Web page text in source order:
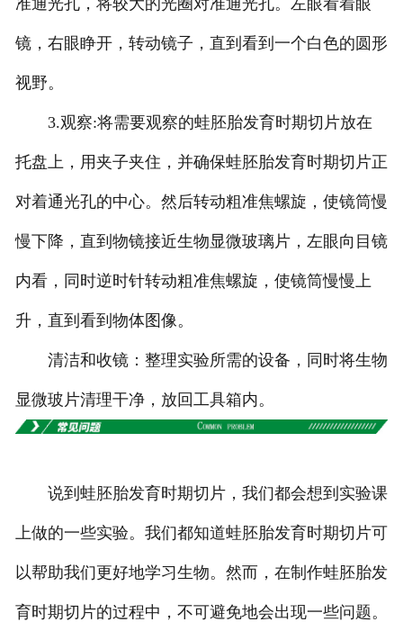
广东标本馆建设
- 广东海洋生物标本馆
- 广东昆虫标本馆
广东新鲜实验材料
- 广东植物实验材料
广东高校、职业技术院校教学
广东畜牧养殖
- 广东病虫害
镜，右眼睁开，转动镜子，直到看到一个白色的圆形
视野。
3.观察:将需要观察的蛙胚胎发育时期切片放在
托盘上，用夹子夹住，并确保蛙胚胎发育时期切片正
对着通光孔的中心。然后转动粗准焦螺旋，使镜筒慢
慢下降，直到物镜接近生物显微玻璃片，左眼向目镜
内看，同时逆时针转动粗准焦螺旋，使镜筒慢慢上
升，直到看到物体图像。
清洁和收镜：整理实验所需的设备，同时将生物
显微玻片清理干净，放回工具箱内。
说到蛙胚胎发育时期切片，我们都会想到实验课
上做的一些实验。我们都知道蛙胚胎发育时期切片可
以帮助我们更好地学习生物。然而，在制作蛙胚胎发
育时期切片的过程中，不可避免地会出现一些问题。